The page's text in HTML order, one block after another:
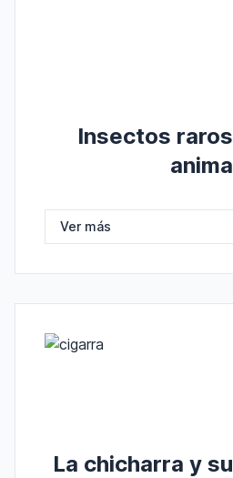
Insectos
Ver más
La chicharra y